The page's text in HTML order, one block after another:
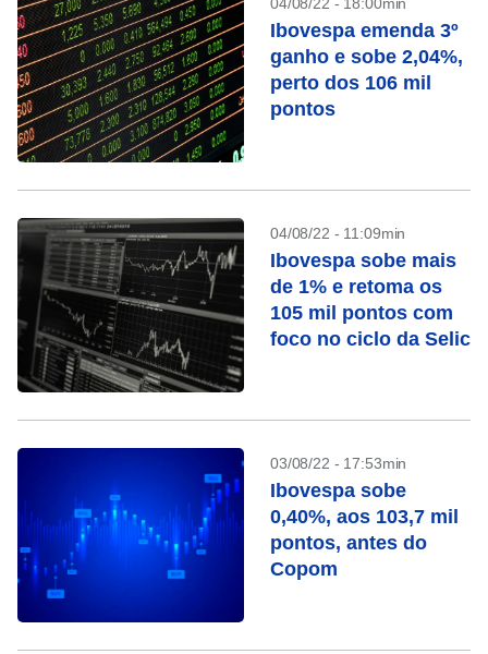
Ibovespa emenda 3º
ganho e sobe 2,04%,
perto dos 106 mil
pontos
04/08/22 - 11:09min
Ibovespa sobe mais
de 1% e retoma os
105 mil pontos com
foco no ciclo da Selic
03/08/22 - 17:53min
Ibovespa sobe
0,40%, aos 103,7 mil
pontos, antes do
Copom